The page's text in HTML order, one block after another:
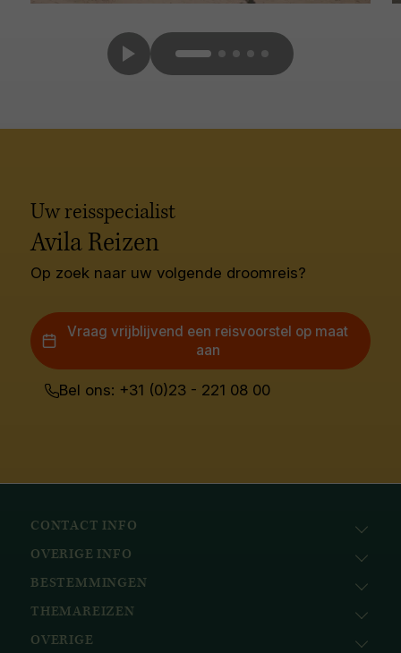
Uw reisspecialist
Avila Reizen
Op zoek naar uw volgende droomreis?
Vraag vrijblijvend een reisvoorstel op maat
aan
Bel ons: +31 (0)23 - 221 08 00
CONTACT INFO
Avila Reizen
Nieuwe Gracht 78
+31 (0) 23 221 0800
+32 (0) 33 880 226
OVERIGE INFO
KvK: 51111616
BTW nr.: NL823096415B01
NL58ABNA0617518297
BESTEMMINGEN
Afrika
Azië
THEMAREIZEN
Cruises
OVERIGE